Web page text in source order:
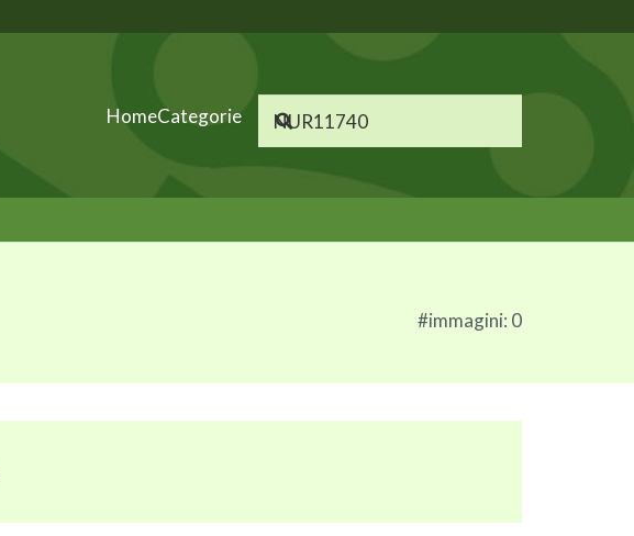
HomeCategorie
#immagini: 0